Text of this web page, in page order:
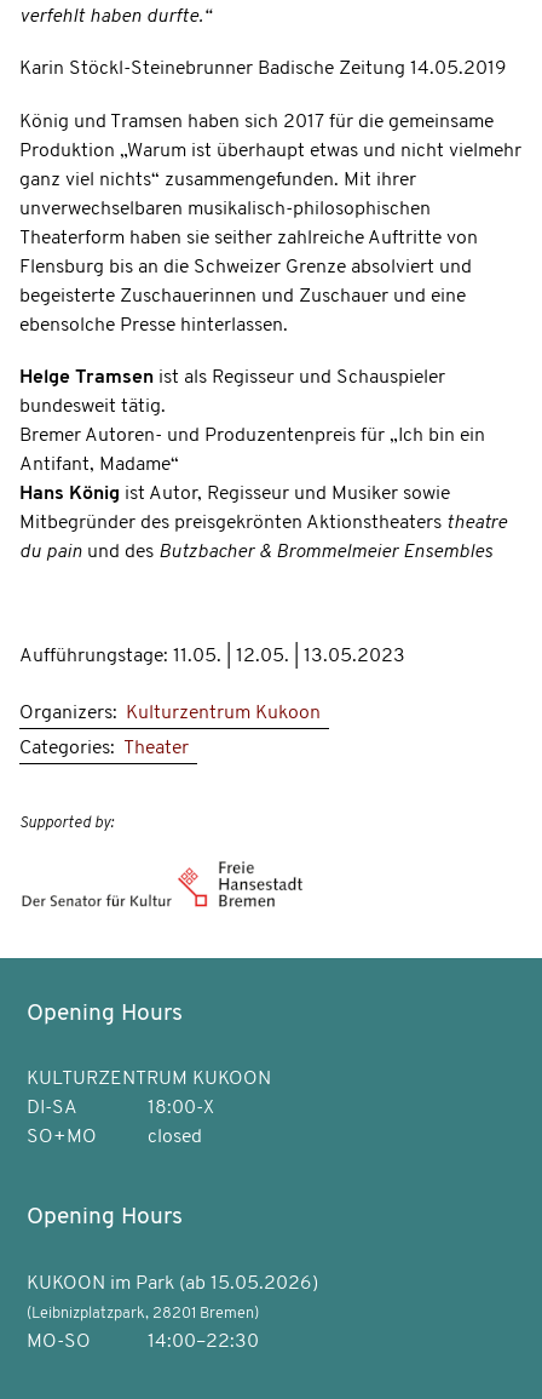
verfehlt haben durfte.“
Karin Stöckl-Steinebrunner Badische Zeitung 14.05.2019
König und Tramsen haben sich 2017 für die gemeinsame
Produktion „Warum ist überhaupt etwas und nicht vielmehr
ganz viel nichts“ zusammengefunden. Mit ihrer
unverwechselbaren musikalisch-philosophischen
Theaterform haben sie seither zahlreiche Auftritte von
Flensburg bis an die Schweizer Grenze absolviert und
begeisterte Zuschauerinnen und Zuschauer und eine
ebensolche Presse hinterlassen.
Helge Tramsen ist als Regisseur und Schauspieler
bundesweit tätig.
Bremer Autoren- und Produzentenpreis für „Ich bin ein
Antifant, Madame“
Hans König ist Autor, Regisseur und Musiker sowie
Mitbegründer des preisgekrönten Aktionstheaters theatre
du pain und des Butzbacher & Brommelmeier Ensembles
Aufführungstage: 11.05. | 12.05. | 13.05.2023
Organizers: Kulturzentrum Kukoon
Categories:
Theater
Supported by:
Opening Hours
KULTURZENTRUM KUKOON
DI-SA
18:00-X
SO+MO
closed
Opening Hours
KUKOON im Park (ab 15.05.2026)
(Leibnizplatzpark, 28201 Bremen)
MO-SO 14:00–22:30